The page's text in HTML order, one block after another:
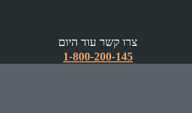
צרו קשר עוד היום
1-800-200-145